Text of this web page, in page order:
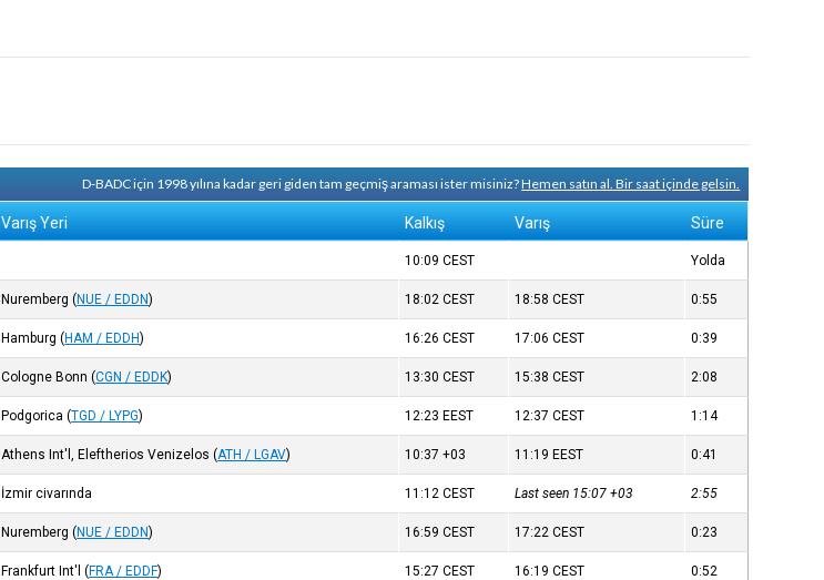
D-BADC için 1998 yılına kadar geri giden tam geçmiş araması ister misiniz?Hemen satın al. Bir saat içinde gelsin.
Varış Yeri Kalkış Varış Süre
10:09CEST Yolda
Nuremberg (NUE / EDDN) 18:02CEST 18:58CEST 0:55
Hamburg (HAM / EDDH) 16:26CEST 17:06CEST 0:39
Cologne Bonn (CGN / EDDK) 13:30CEST 15:38CEST 2:08
Podgorica (TGD / LYPG) 12:23 EEST 12:37CEST 1:14
Athens Int'l, Eleftherios Venizelos (ATH / LGAV) 10:37+03 11:19 EEST 0:41
İzmir civarında 11:12CEST Last seen 15:07+03 2:55
Nuremberg (NUE / EDDN) 16:59CEST 17:22CEST 0:23
Frankfurt Int'l (FRA / EDDF) 15:27CEST 16:19CEST 0:52